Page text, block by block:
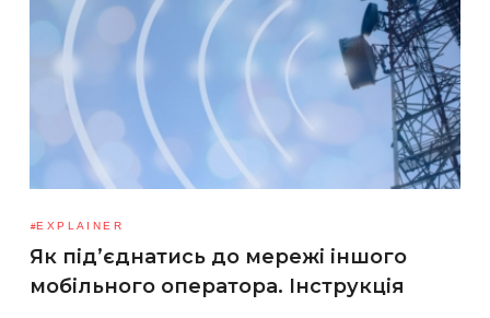
EXPLAINER
Як під’єднатись до мережі іншого
мобільного оператора. Інструкція